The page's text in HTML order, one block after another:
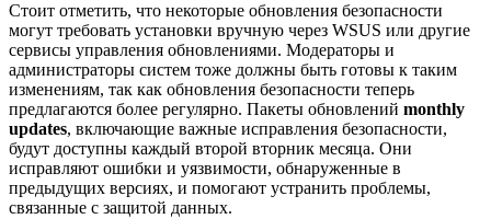
Стоит отметить, что некоторые обновления безопасности
могут требовать установки вручную через WSUS или другие
сервисы управления обновлениями. Модераторы и
администраторы систем тоже должны быть готовы к таким
изменениям, так как обновления безопасности теперь
предлагаются более регулярно. Пакеты обновлений monthly
updates, включающие важные исправления безопасности,
будут доступны каждый второй вторник месяца. Они
исправляют ошибки и уязвимости, обнаруженные в
предыдущих версиях, и помогают устранить проблемы,
связанные с защитой данных.